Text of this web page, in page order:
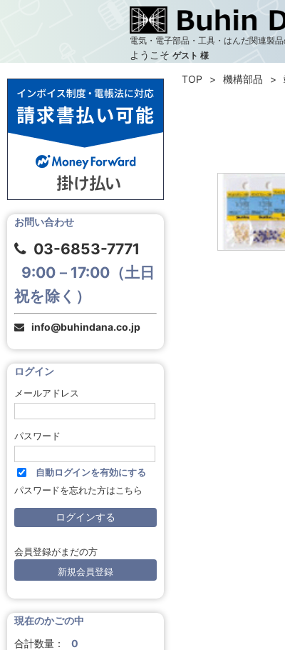
電気・電子部品・工具・はんだ関連製
ようこそ ゲスト 様
お問い合わせ
03-6853-7771
9:00－17:00（土日
祝を除く）
info@buhindana.co.jp
ログイン
メールアドレス
パスワード
自動ログインを有効にする
パスワードを忘れた方はこちら
会員登録がまだの方
新規会員登録
現在のかごの中
合計数量：
0
TOP 機構部品